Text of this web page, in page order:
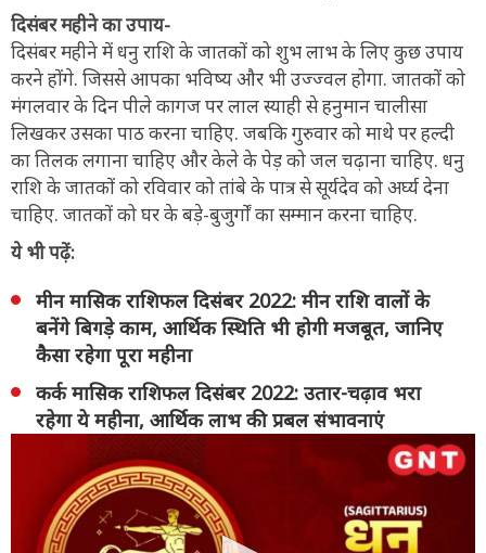
दिसंबर महीने का उपाय-
दिसंबर महीने में धनु राशि के जातकों को शुभ लाभ के लिए कुछ उपाय
करने होंगे. जिससे आपका भविष्य और भी उज्ज्वल होगा. जातकों को
मंगलवार के दिन पीले कागज पर लाल स्याही से हनुमान चालीसा
लिखकर उसका पाठ करना चाहिए. जबकि गुरुवार को माथे पर हल्दी
का तिलक लगाना चाहिए और केले के पेड़ को जल चढ़ाना चाहिए. धनु
राशि के जातकों को रविवार को तांबे के पात्र से सूर्यदेव को अर्घ्य देना
चाहिए. जातकों को घर के बड़े-बुजुर्गों का सम्मान करना चाहिए.
ये भी पढ़ें:
मीन मासिक राशिफल दिसंबर 2022: मीन राशि वालों के
बनेंगे बिगड़े काम, आर्थिक स्थिति भी होगी मजबूत, जानिए
कैसा रहेगा पूरा महीना
कर्क मासिक राशिफल दिसंबर 2022: उतार-चढ़ाव भरा
रहेगा ये महीना, आर्थिक लाभ की प्रबल संभावनाएं